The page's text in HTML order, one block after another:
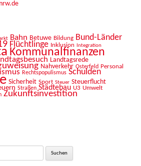
Bahn Betuwe Bildung Bund-Länder
Flüchtlinge Inklusion Integration
Kommunalfinanzen
Landtagsrede
Nahverkehr Osterfeld Personal
Rechtspopulismus Schulden
Sicherheit Sport Steuer Steuerflucht
Straßen Städtebau U3 Umwelt
Zukunftsinvestition